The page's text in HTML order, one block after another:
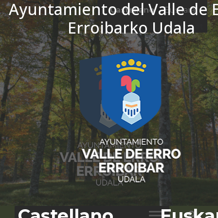
Ayuntamiento del Valle de
Erroibarko Udala
Ir al contenido
Castellano
Euskara
El tiempo - Tutiempo.net